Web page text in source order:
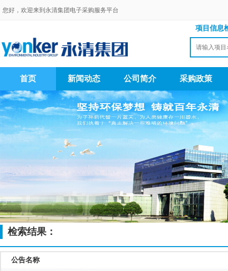
您好，欢迎来到永清集团电子采购服务平台
项目信息
首页 新闻动态 公司简介 采购政策
检索结果：
公告名称